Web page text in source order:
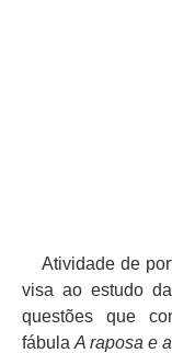
Atividade de
visa ao estudo
questões que
fábula A raposa e